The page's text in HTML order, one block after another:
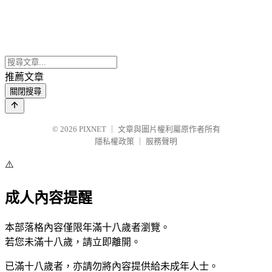
推薦文章
關閉搜尋
© 2026 PIXNET
文章與圖片權利屬原作者所有
隱私權政策
服務聲明
⚠️
成人內容提醒
本部落格內容僅限年滿十八歲者瀏覽。
若您未滿十八歲，請立即離開。
已滿十八歲者，亦請勿將內容提供給未成年人士。